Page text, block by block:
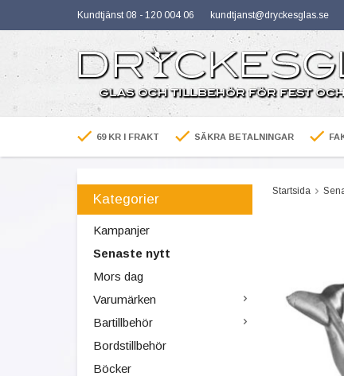
Kundtjänst 08 - 120 004 06 kundtjanst@dryckesglas.se
69 KR I FRAKT SÄKRA BETALNINGAR
Kategorier
Kampanjer
Senaste nytt
Mors dag
Varumärken
Bartillbehör
Bordstillbehör
Böcker
Startsida